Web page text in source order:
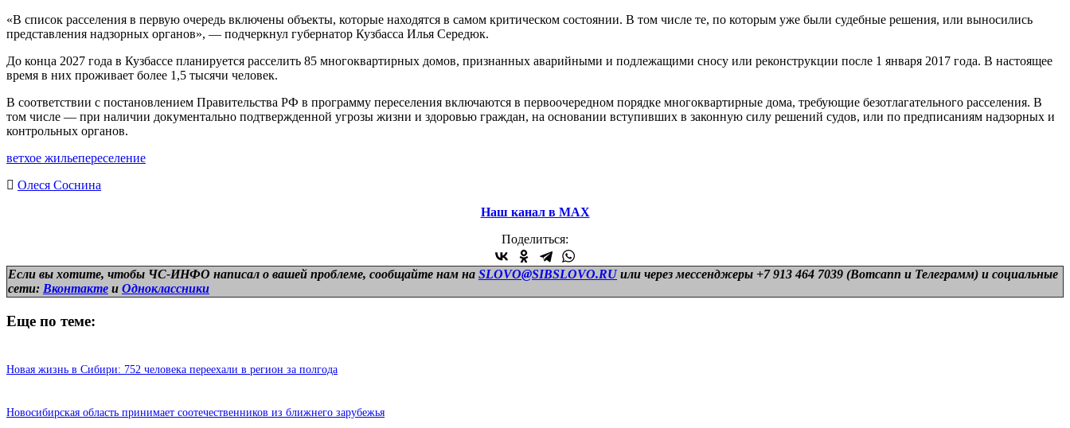
«В список расселения в первую очередь включены объекты, которые находятся в самом критическом состоянии. В том числе те, по которым уже были судебные решения, или выносились
представления надзорных органов», — подчеркнул губернатор Кузбасса Илья Середюк.
До конца 2027 года в Кузбассе планируется расселить 85 многоквартирных домов, признанных аварийными и подлежащими сносу или реконструкции после 1 января 2017 года. В настоящее
время в них проживает более 1,5 тысячи человек.
В соответствии с постановлением Правительства РФ в программу переселения включаются в первоочередном порядке многоквартирные дома, требующие безотлагательного расселения. В
том числе — при наличии документально подтвержденной угрозы жизни и здоровью граждан, на основании вступивших в законную силу решений судов, или по предписаниям надзорных и
контрольных органов.
ветхое жильепереселение
Олеся Соснина
Наш канал в МАХ
Поделиться:
Если вы хотите, чтобы ЧС-ИНФО написал о вашей проблеме, сообщайте нам на SLOVO@SIBSLOVO.RU или через мессенджеры +7 913 464 7039 (Вотсапп и Телеграмм) и социальные
сети: Вконтакте и Одноклассники
Еще по теме:
Новая жизнь в Сибири: 752 человека переехали в регион за полгода
Новосибирская область принимает соотечественников из ближнего зарубежья